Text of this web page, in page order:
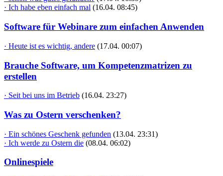
· Ich habe eben einfach mal (16.04. 08:45)
Software für Webinare zum einfachen Anwenden
· Heute ist es wichtig, andere (17.04. 00:07)
Brauche Software, um Kompetenzmatrizen zu
erstellen
· Seit bei uns im Betrieb (16.04. 23:27)
Was zu Ostern verschenken?
· Ein schönes Geschenk gefunden (13.04. 23:31)
· Ich werde zu Ostern die (08.04. 06:02)
Onlinespiele